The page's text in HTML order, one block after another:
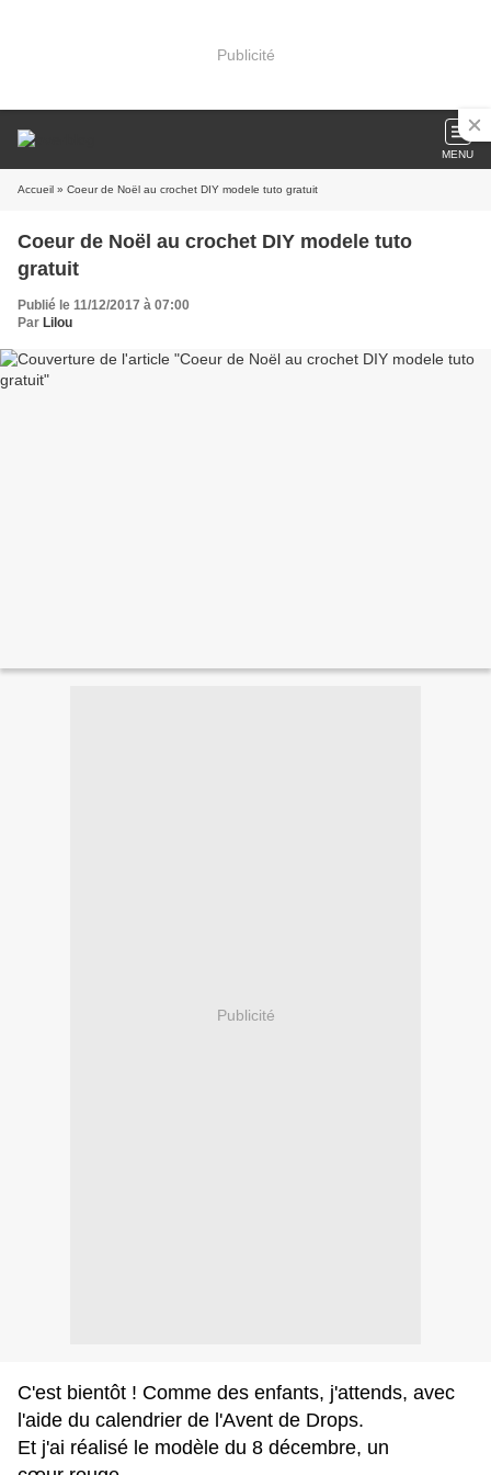
Publicité
MENU
Accueil » Coeur de Noël au crochet DIY modele tuto gratuit
Coeur de Noël au crochet DIY modele tuto
gratuit
Publié le 11/12/2017 à 07:00
Par Lilou
Publicité
C'est bientôt ! Comme des enfants, j'attends, avec
l'aide du calendrier de l'Avent de Drops.
Et j'ai réalisé le modèle du 8 décembre, un